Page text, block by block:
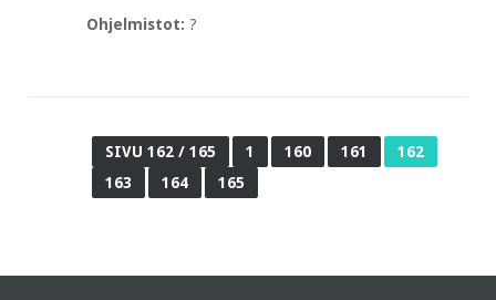
Ohjelmistot: ?
SIVU 162 / 165 1 160 161
162
163
164 165